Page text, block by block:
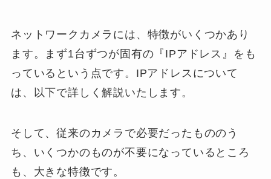
ネットワークカメラには、特徴がいくつかあり
ます。まず1台ずつが固有の『IPアドレス』をも
っているという点です。IPアドレスについて
は、以下で詳しく解説いたします。
そして、従来のカメラで必要だったもののう
ち、いくつかのものが不要になっているところ
も、大きな特徴です。